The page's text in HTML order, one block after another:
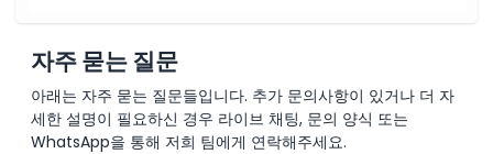
자주 묻는 질문
아래는 자주 묻는 질문들입니다. 추가 문의사항이 있거나 더 자
세한 설명이 필요하신 경우 라이브 채팅, 문의 양식 또는
WhatsApp을 통해 저희 팀에게 연락해주세요.